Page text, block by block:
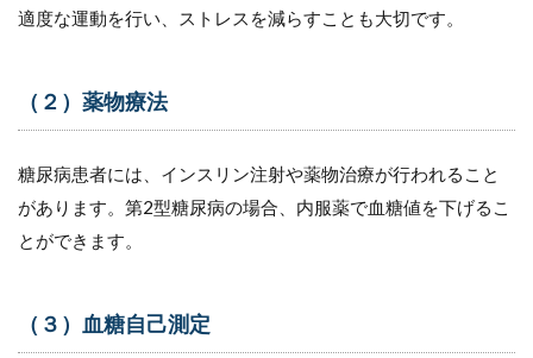
5.2
5.3
機器
費用
併存
費
適度な運動を行い、ストレスを減らすことも大切です。
（２）薬物療法
糖尿病患者には、インスリン注射や薬物治療が行われること
があります。第2型糖尿病の場合、内服薬で血糖値を下げるこ
とができます。
（３）血糖自己測定